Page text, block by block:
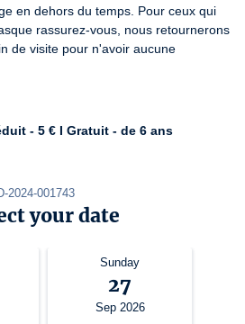
en dehors du temps. Pour ceux qui
rassurez-vous, nous retournerons
de visite pour n'avoir aucune
- 5 € I Gratuit - de 6 ans
2024-001743
your date
Sunday
27
Sep 2026